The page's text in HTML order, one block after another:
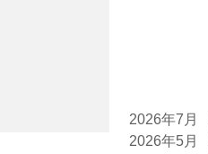
2026年7月
2026年5月